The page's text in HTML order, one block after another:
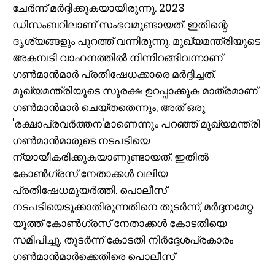
ചേർന്ന് മർദ്ദിക്കുകയായിരുന്നു. 2023
ഡിസംബറിലാണ് സംഭവമുണ്ടായത്. ഇതിന്റെ
ദൃശ്യങ്ങളും പുറത്ത് വന്നിരുന്നു. മുഖ്യമന്ത്രിയുടെ
അകമ്പടി വാഹനത്തിൽ നിന്നിറങ്ങിവന്നാണ്
ഗൺമാൻമാർ പ്രതിഷേധക്കാരെ മർദ്ദിച്ചത്.
മുഖ്യമന്ത്രിയുടെ സുരക്ഷ ഉറപ്പാക്കുക മാത്രമാണ്
ഗൺമാൻമാർ ചെയ്തതെന്നും, അത് ഒരു
'രക്ഷാപ്രവർത്തന'മാണെന്നും പറഞ്ഞ് മുഖ്യമന്ത്രി
ഗൺമാൻമാരുടെ നടപടിയെ
ന്യായീകരിക്കുകയാണുണ്ടായത്. ഇതിൽ
കോൺഗ്രസ് നേതാക്കൾ വലിയ
പ്രതിഷേധമുയർത്തി. പൊലീസ്
നടപടിയെടുക്കാതിരുന്നതിനെ തുടർന്ന്, മർദ്ദനമേറ്റ
യൂത്ത് കോൺഗ്രസ് നേതാക്കൾ കോടതിയെ
സമീപിച്ചു. തുടർന്ന് കോടതി നിർദ്ദേശപ്രകാരം
ഗൺമാൻമാർക്കെതിരെ പൊലീസ്